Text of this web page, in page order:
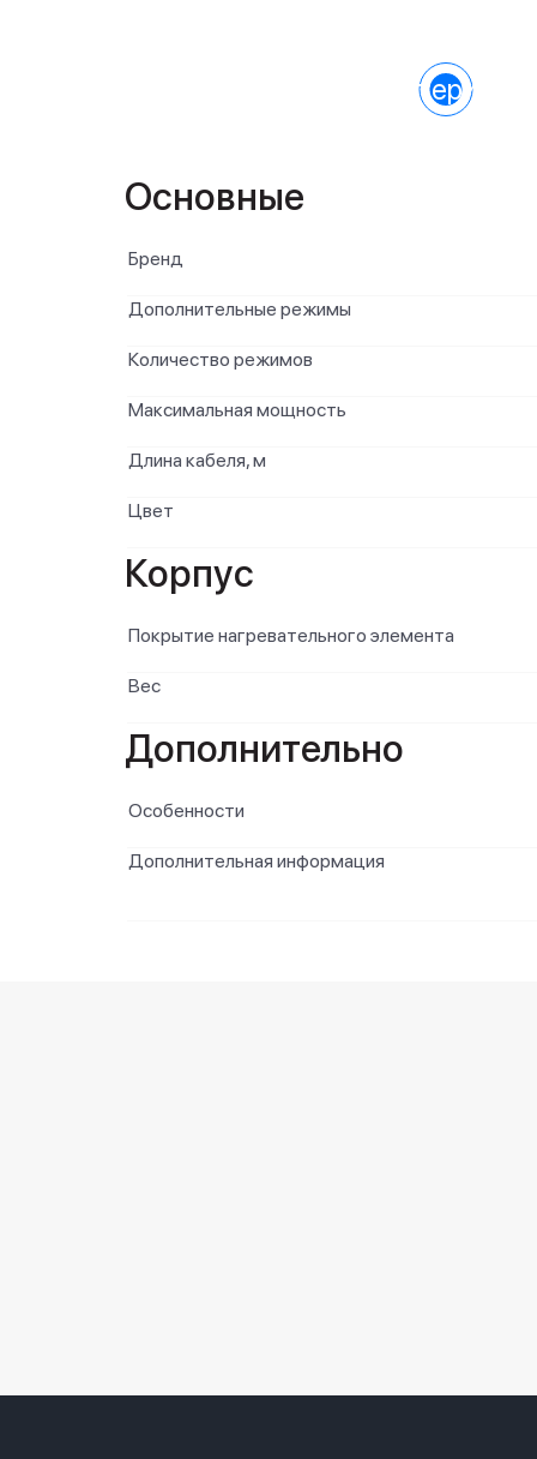
Характеристики
Основные
Бренд
Дополнительные режимы
Количество режимов
Максимальная мощность
Длина кабеля, м
Цвет
Корпус
Покрытие нагревательного элемента
Вес
Дополнительно
Особенности
Дополнительная информация